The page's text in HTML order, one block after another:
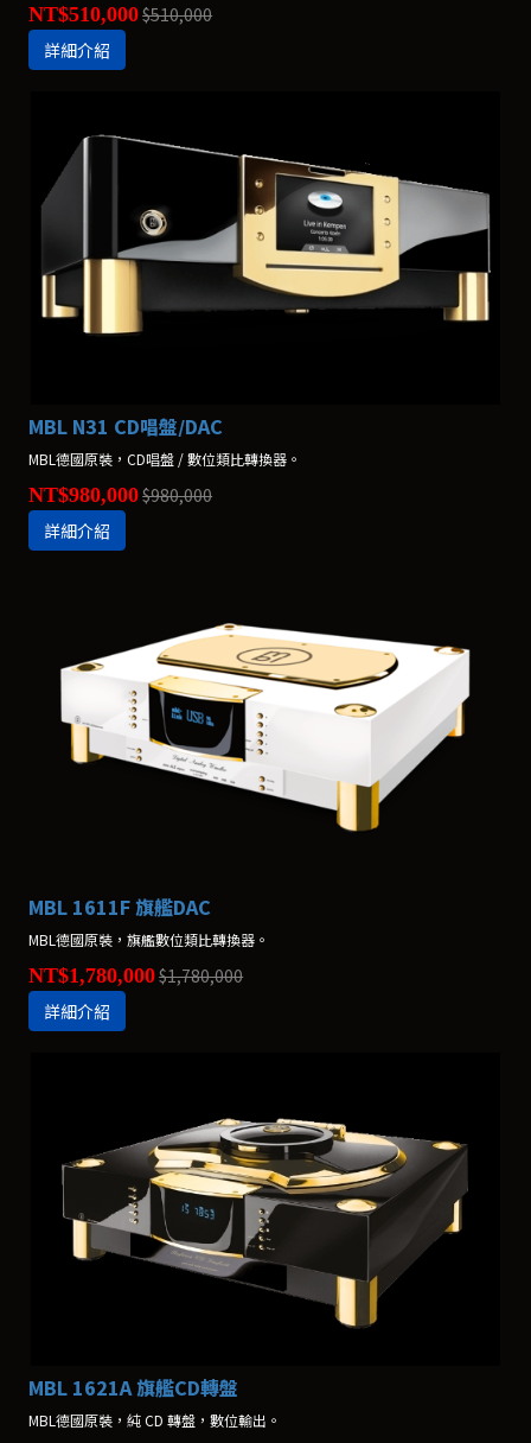
NT$510,000$510,000
詳細介紹
MBL N31 CD唱盤/DAC
MBL德國原裝，CD唱盤 / 數位類比轉換器。
NT$980,000$980,000
詳細介紹
MBL 1611F 旗艦DAC
MBL德國原裝，旗艦數位類比轉換器。
NT$1,780,000$1,780,000
詳細介紹
MBL 1621A 旗艦CD轉盤
MBL德國原裝，純 CD 轉盤，數位輸出。